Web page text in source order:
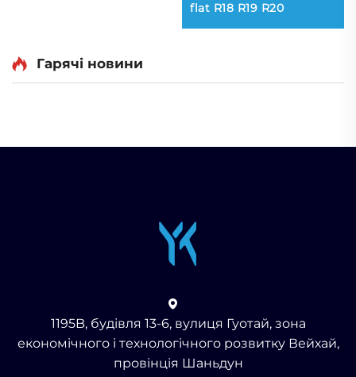
flat R18 R19 R20
Гарячі новини
1195B, будівля 13-6, вулиця Гуотай, зона
економічного і технологічного розвитку Вейхай,
провінція Шаньдун